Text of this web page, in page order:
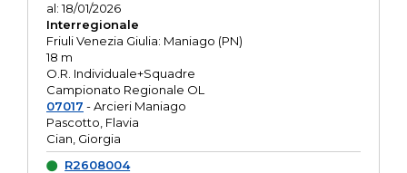
al: 18/01/2026
Interregionale
Friuli Venezia Giulia: Maniago (PN)
18 m
O.R. Individuale+Squadre
Campionato Regionale OL
07017 - Arcieri Maniago
Pascotto, Flavia
Cian, Giorgia
R2608004